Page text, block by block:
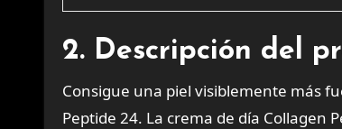
2. Descripción del
Consigue una piel visiblemente más
Peptide 24. La crema de día Collagen